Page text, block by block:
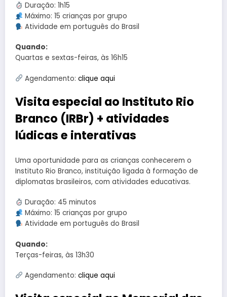
Duração: 1h15
Máximo: 15 crianças por grupo
Atividade em português do Brasil
Quando:
Quartas e sextas-feiras, às 16h15
Agendamento:clique aqui
Visita especial ao Instituto Rio
Branco (IRBr) + atividades
lúdicas e interativas
Uma oportunidade para as crianças conhecerem o
Instituto Rio Branco, instituição ligada à formação de
diplomatas brasileiros, com atividades educativas.
Duração: 45 minutos
Máximo: 15 crianças por grupo
Atividade em português do Brasil
Quando:
Terças-feiras, às 13h30
Agendamento:clique aqui